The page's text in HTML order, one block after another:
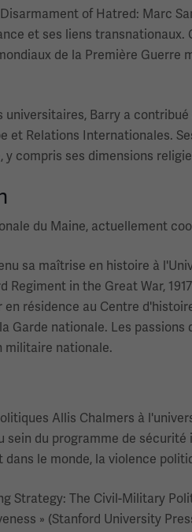
of Hatred: Marc
et ses liens
de la Première Guerre
universitaires, Barry a
et Relations Internationales.
y compris ses dimensions
du Maine, actuellement
sa maîtrise en histoire à
Regiment in the Great War,
résidence au Centre
Garde nationale. Les
militaire nationale.
Allis Chalmers à
sein du programme de
le monde, la violence
Strategy: The Civil-Military
» (Stanford University